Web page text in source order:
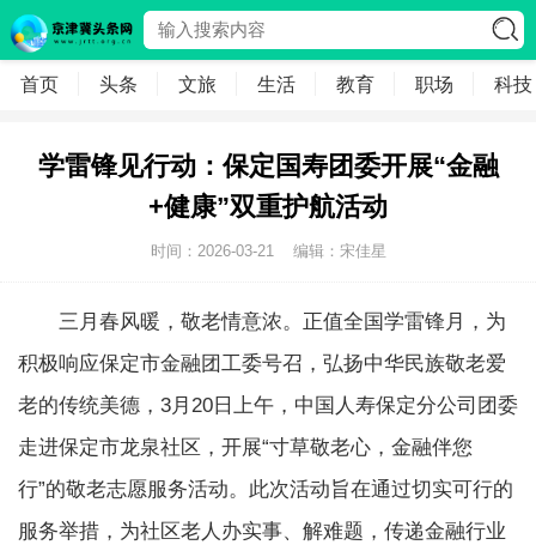
首页 头条 文旅 生活 教育 职场 科技
学雷锋见行动：保定国寿团委开展“金融
+健康”双重护航活动
时间：2026-03-21 编辑：宋佳星
三月春风暖，敬老情意浓。正值全国学雷锋月，为
积极响应保定市金融团工委号召，弘扬中华民族敬老爱
老的传统美德，3月20日上午，中国人寿保定分公司团委
走进保定市龙泉社区，开展“寸草敬老心，金融伴您
行”的敬老志愿服务活动。此次活动旨在通过切实可行的
服务举措，为社区老人办实事、解难题，传递金融行业